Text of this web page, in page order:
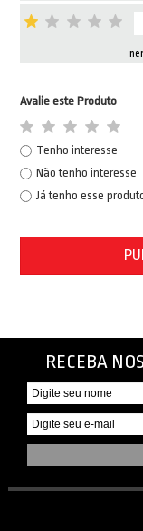
Avalie este Produto
Tenho interesse
Não tenho interesse
Já tenho esse
RECEBA